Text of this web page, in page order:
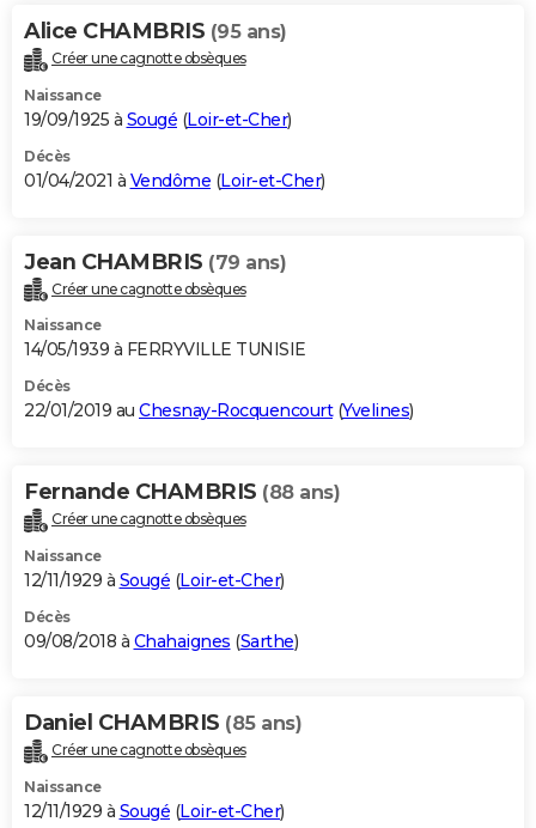
Alice CHAMBRIS (95 ans)
Créer une cagnotte obsèques
Naissance
19/09/1925 à Sougé (Loir-et-Cher)
Décès
01/04/2021 à Vendôme (Loir-et-Cher)
Jean CHAMBRIS (79 ans)
Créer une cagnotte obsèques
Naissance
14/05/1939 à FERRYVILLE TUNISIE
Décès
22/01/2019 au Chesnay-Rocquencourt(Yvelines)
Fernande CHAMBRIS (88 ans)
Créer une cagnotte obsèques
Naissance
12/11/1929 à Sougé (Loir-et-Cher)
Décès
09/08/2018 à Chahaignes (Sarthe)
Daniel CHAMBRIS (85 ans)
Créer une cagnotte obsèques
Naissance
12/11/1929 à Sougé (Loir-et-Cher)